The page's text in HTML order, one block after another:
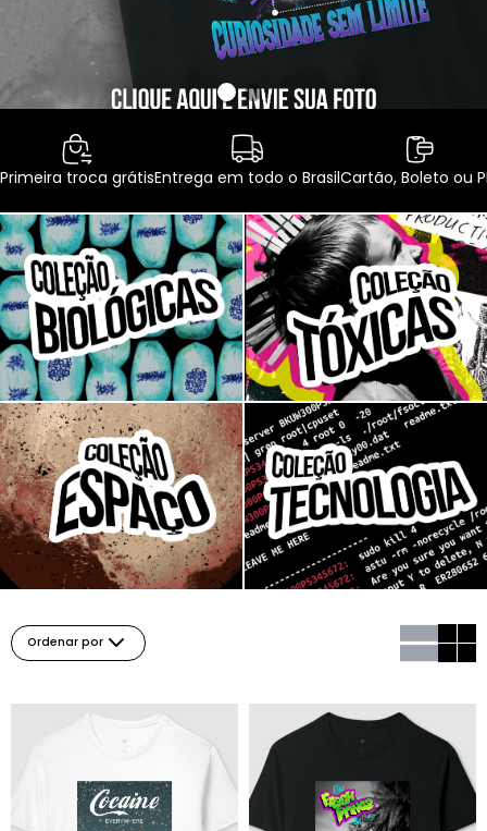
Primeira troca grátisEntrega em todo o BrasilCartão, Boleto ou
Ordenar por